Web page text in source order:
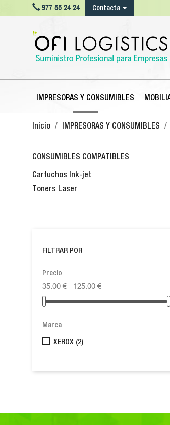
977 55 24 24 Contacta
IMPRESORAS Y CONSUMIBLES
Inicio IMPRESORAS Y CONSUMIBLES
CONSUMIBLES COMPATIBLES
Cartuchos Ink-jet
Toners Laser
FILTRAR POR
Precio
35.00 € - 125.00 €
Marca
XEROX (2)